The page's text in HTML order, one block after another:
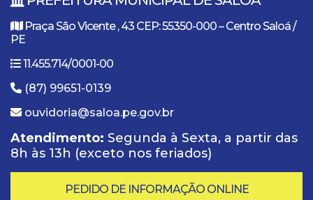
Praça São Vicente , 43 CEP: 55350-000 – Centro Saloá /
PE
11.455.714/0001-00
(87) 99651-0139
ouvidoria@saloa.pe.gov.br
Atendimento: Segunda à Sexta, a partir das
8h às 13h (exceto nos feriados)
PEDIDO DE INFORMAÇÃO ONLINE